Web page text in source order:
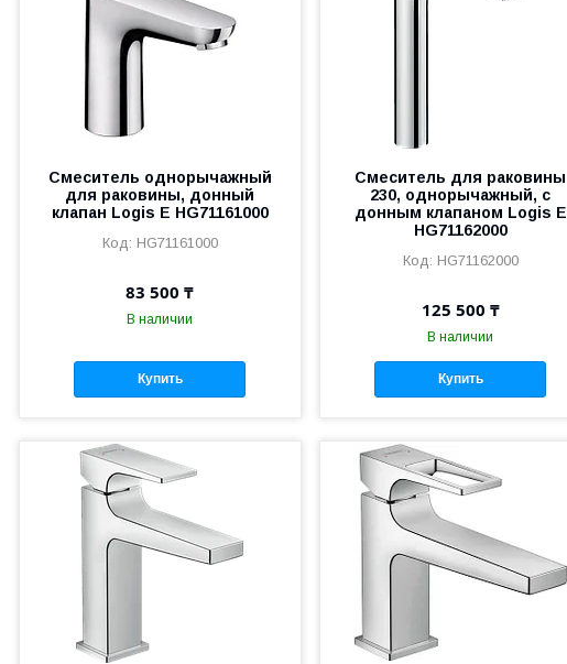
Смеситель однорычажный
для раковины, донный
клапан Logis E HG71161000
HG71161000
83 500 ₸
В наличии
Купить
Смеситель для раковины
230, однорычажный, с
донным клапаном Logis E
HG71162000
HG71162000
125 500 ₸
В наличии
Купить